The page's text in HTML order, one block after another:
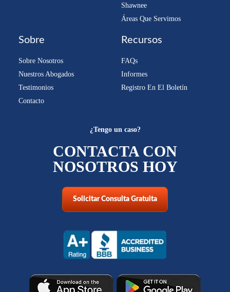
Shawnee
Áreas Que Servimos
Sobre
Sobre Nosotros
Nuestros Abogados
Testimonios
Contacto
Recursos
FAQs
Informes
Registro En El Boletín
¿Tengo un caso?
CONTACTA CON
NOSOTROS HOY
Solicitar Consulta Gratuita